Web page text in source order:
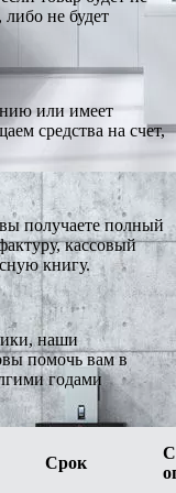
либо не будет
или имеет
средства на счет,
получаете полный
кассовый
книгу.
наши
помочь вам в
годами
Срок